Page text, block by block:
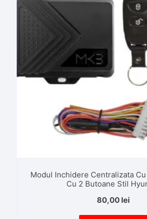
Modul Inchidere Centralizata
Cu 2 Butoane Stil
80,00 lei